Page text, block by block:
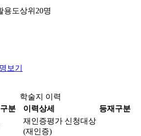
용도상위20명
보기
학술지 이력
분 이력상세 등재구분
재인증평가 신청대상
(재인증)